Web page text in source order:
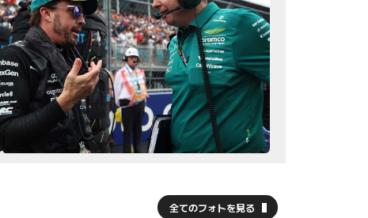
全てのフォトを見る